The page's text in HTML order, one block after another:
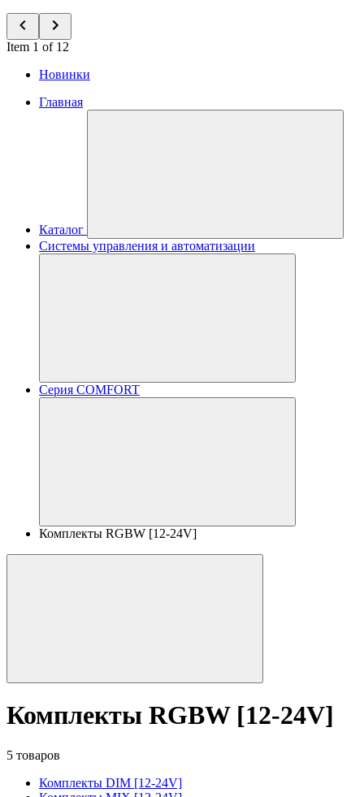
Item 1 of 12
Новинки
Главная
Каталог
Системы управления и автоматизации
Серия COMFORT
Комплекты RGBW [12-24V]
Комплекты RGBW [12-24V]
5 товаров
Комплекты DIM [12-24V]